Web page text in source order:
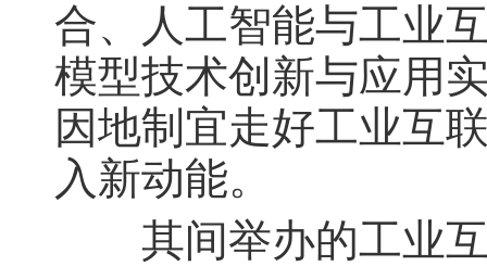
合、人工智能与工业
模型技术创新与应用
因地制宜走好工业互
入新动能。
其间举办的工业互